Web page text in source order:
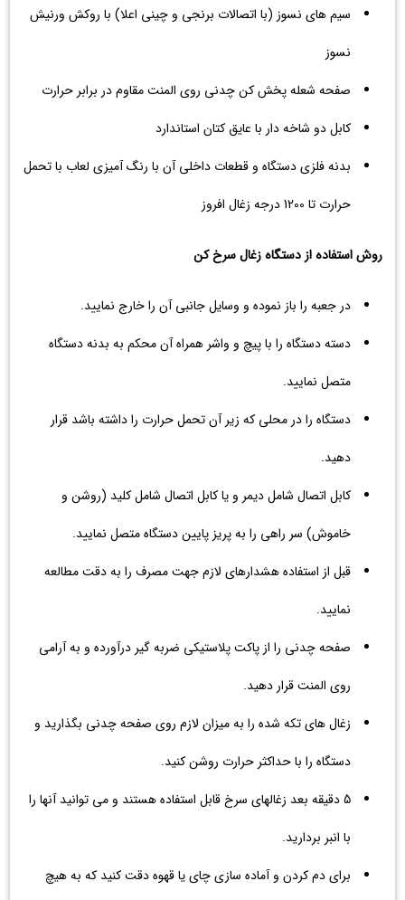
سیم های نسوز (با اتصالات برنجی و چینی اعلا) با روکش ورنیش
نسوز
صفحه شعله پخش کن چدنی روی المنت مقاوم در برابر حرارت
کابل دو شاخه دار با عایق کتان استاندارد
بدنه فلزی دستگاه و قطعات داخلی آن با رنگ آمیزی لعاب با تحمل
حرارت تا 1200 درجه زغال افروز
روش استفاده از دستگاه زغال سرخ کن
در جعبه را باز نموده و وسایل جانبی آن را خارج نمایید.
دسته دستگاه را با پیچ و واشر همراه آن محکم به بدنه دستگاه
متصل نمایید.
دستگاه را در محلی که زیر آن تحمل حرارت را داشته باشد قرار
دهید.
کابل اتصال شامل دیمر و یا کابل اتصال شامل کلید (روشن و
خاموش) سر راهی را به پریز پایین دستگاه متصل نمایید.
قبل از استفاده هشدارهای لازم جهت مصرف را به دقت مطالعه
نمایید.
صفحه چدنی را از پاکت پلاستیکی ضربه گیر درآورده و به آرامی
روی المنت قرار دهید.
زغال های تکه شده را به میزان لازم روی صفحه چدنی بگذارید و
دستگاه را با حداکثر حرارت روشن کنید.
5 دقیقه بعد زغالهای سرخ قابل استفاده هستند و می توانید آنها را
با انبر بردارید.
برای دم کردن و آماده سازی چای یا قهوه دقت کنید که به هیچ